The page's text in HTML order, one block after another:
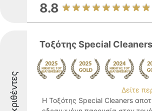
8.8
Διακριθέντες
Τοξότης Special Cleaners
Δείτε
Η Τοξότης Special Cleaners